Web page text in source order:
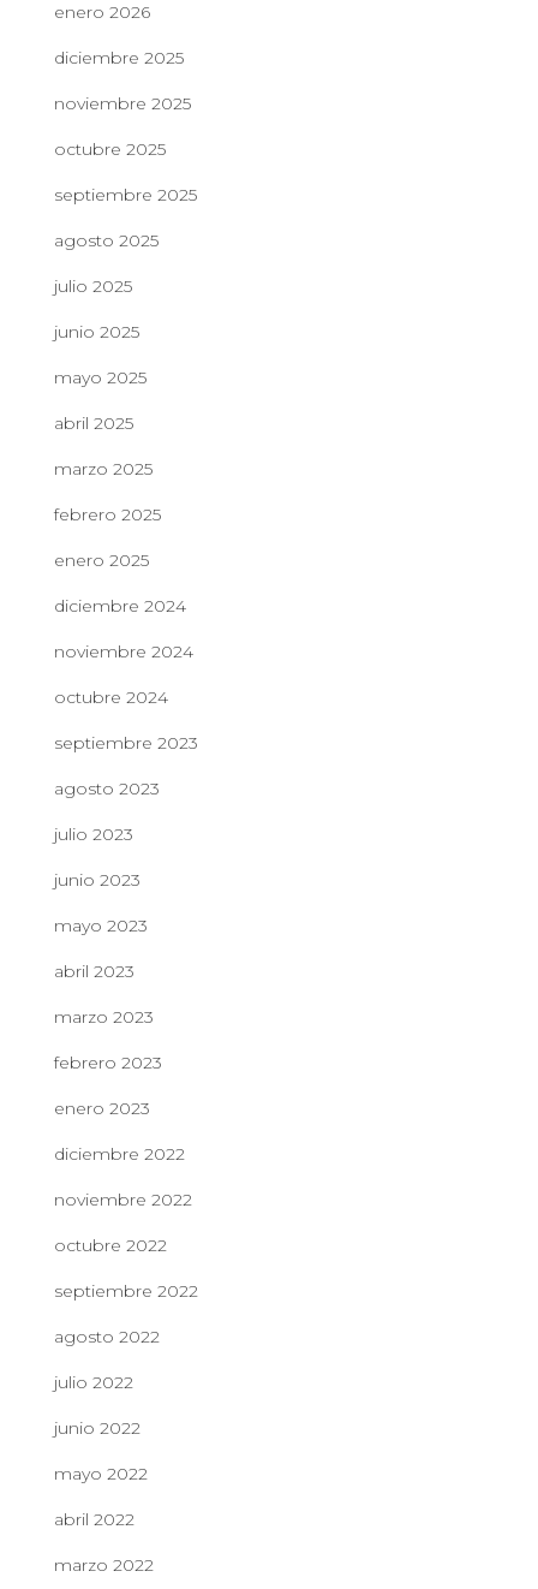
enero 2026
diciembre 2025
noviembre 2025
octubre 2025
septiembre 2025
agosto 2025
julio 2025
junio 2025
mayo 2025
abril 2025
marzo 2025
febrero 2025
enero 2025
diciembre 2024
noviembre 2024
octubre 2024
septiembre 2023
agosto 2023
julio 2023
junio 2023
mayo 2023
abril 2023
marzo 2023
febrero 2023
enero 2023
diciembre 2022
noviembre 2022
octubre 2022
septiembre 2022
agosto 2022
julio 2022
junio 2022
mayo 2022
abril 2022
marzo 2022